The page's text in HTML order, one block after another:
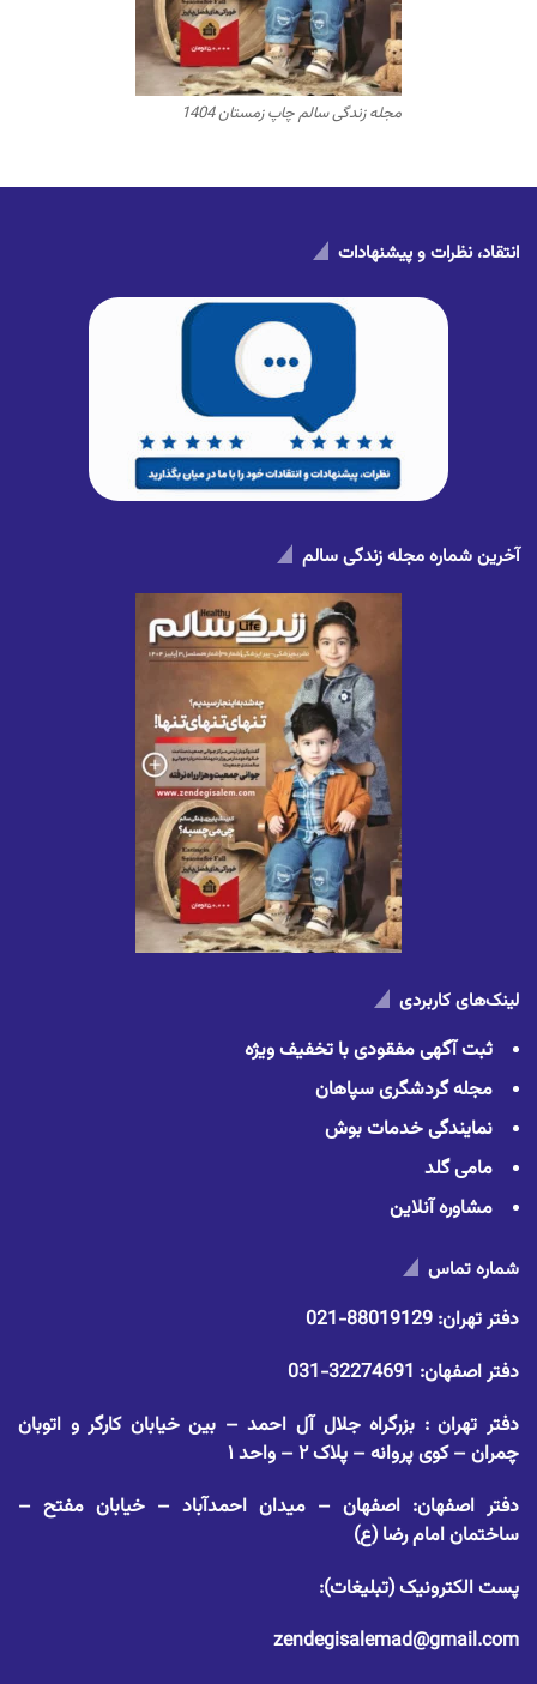
مجله زندگی سالم چاپ زمستان 1404
انتقاد، نظرات و پیشنهادات
آخرین شماره مجله زندگی سالم
لینک‌های کاربردی
ثبت آگهی مفقودی با تخفیف ویژه
مجله گردشگری سپاهان
نمایندگی خدمات بوش
مامی گلد
مشاوره آنلاین
شماره تماس
دفتر تهران: 88019129-021
دفتر اصفهان: 32274691-031
دفتر تهران : بزرگراه جلال آل احمد – بین خیابان کارگر و اتوبان
چمران – کوی پروانه – پلاک ۲ – واحد ۱
دفتر اصفهان: اصفهان – میدان احمدآباد – خیابان مفتح –
ساختمان امام رضا (ع)
پست الکترونیک (تبلیغات):
zendegisalemad@gmail.com